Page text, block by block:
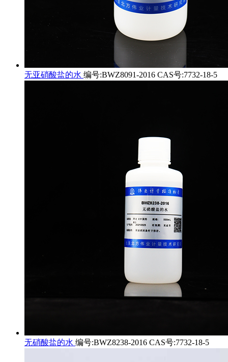
无亚硝酸盐的水 编号:BWZ8091-2016 CAS号:7732-18-5
无硝酸盐的水 编号:BWZ8238-2016 CAS号:7732-18-5